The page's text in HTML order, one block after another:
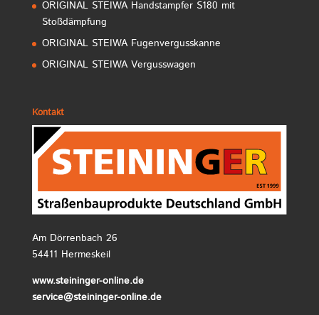
ORIGINAL STEIWA Handstampfer S180 mit
Stoßdämpfung
ORIGINAL STEIWA Fugenvergusskanne
ORIGINAL STEIWA Vergusswagen
Kontakt
Am Dörrenbach 26
54411 Hermeskeil
www.steininger-online.de
service@steininger-online.de